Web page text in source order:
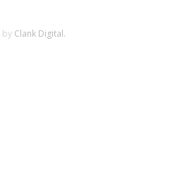
by Clank Digital.